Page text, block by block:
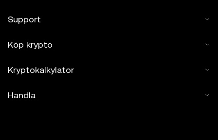
Support
Köp krypto
Kryptokalkylator
Handla